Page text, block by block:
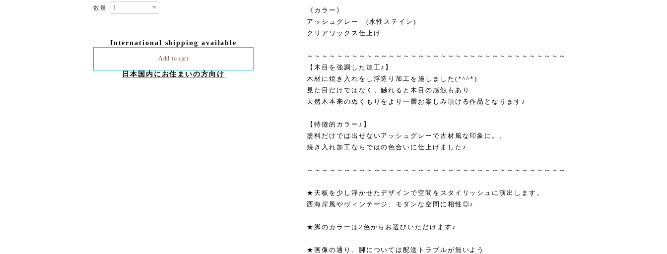
数量
International shipping available
Add to cart
日本国内にお住まいの方向け
《カラー》
アッシュグレー (水性ステイン)
クリアワックス仕上げ
～～～～～～～～～～～～～～～～～～～～～～～～～～～～～～～～～～～
【木目を強調した加工♪】
木材に焼き入れをし浮造り加工を施しました(*^^*)
見た目だけではなく、触れると木目の感触もあり
天然木本来のぬくもりをより一層お楽しみ頂ける作品となります♪
【特徴的カラー♪】
塗料だけでは出せないアッシュグレーで古材風な印象に。。
焼き入れ加工ならではの色合いに仕上げました♪
～～～～～～～～～～～～～～～～～～～～～～～～～～～～～～～～～～～
★天板を少し浮かせたデザインで空間をスタイリッシュに演出します。
西海岸風やヴィンテージ、モダンな空間に相性◎♪
★脚のカラーは2色からお選びいただけます♪
★画像の通り、脚については配送トラブルが無いよう